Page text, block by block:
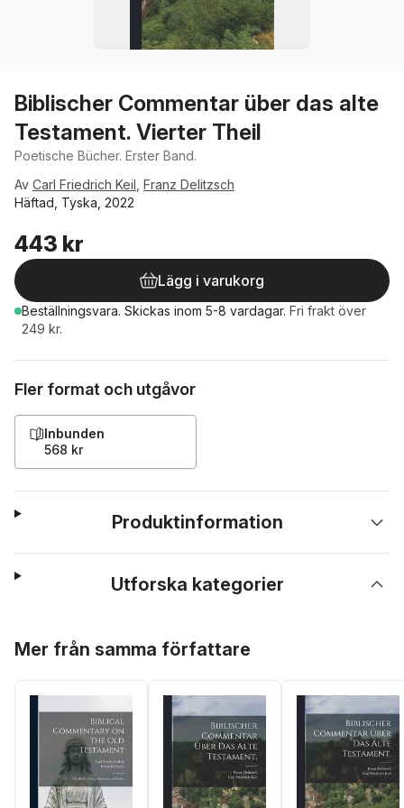
Biblischer Commentar über das alte
Testament. Vierter Theil
Poetische Bücher. Erster Band.
Av Carl Friedrich Keil Franz Delitzsch
Häftad, Tyska, 2022
443 kr
Lägg i varukorg
Beställningsvara. Skickas inom 5-8 vardagar. Fri frakt över
249 kr.
Fler format och utgåvor
Inbunden
568 kr
Produktinformation
Utforska kategorier
Mer från samma författare